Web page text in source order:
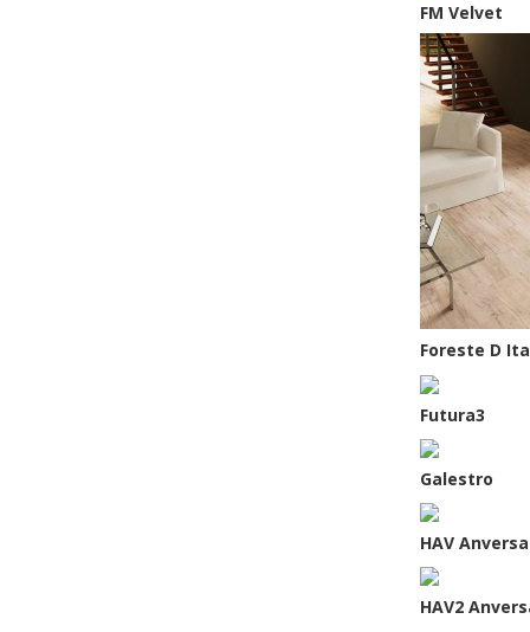
FM Velvet
Foreste D
Futura3
Galestro
HAV Anversa
HAV2